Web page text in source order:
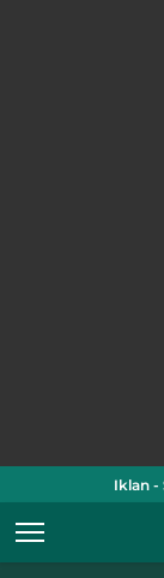
Iklan -